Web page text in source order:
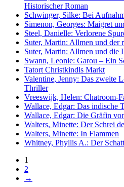
Historischer Roman
Schwinger, Silke: Bei
Simenon, Georges: Maigret
Steel, Danielle: Verlorene
Suter, Martin: Allmen und der
Suter, Martin: Allmen und die
Swann, Leonie: Garou – Ein
Tatort Christkindls Markt
Valentine, Jenny: Das zweite
Thriller
Vreeswijk, Helen: Chatroom-
Wallace, Edgar: Das indische
Wallace, Edgar: Die Gräfin
Walters, Minette: Der Schrei
Walters, Minette: In Flammen
Whitney, Phyllis A.: Der
1
2
→